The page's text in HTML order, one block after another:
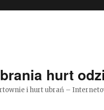
hurt
i hurt ubrań –